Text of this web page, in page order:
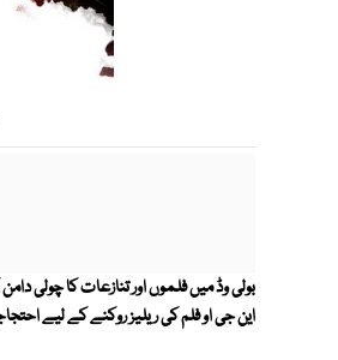
بولی وڈ میں فلموں اور تنازعات کا چولی
این جی او فلم کی ریلیز روکنے کے لیے